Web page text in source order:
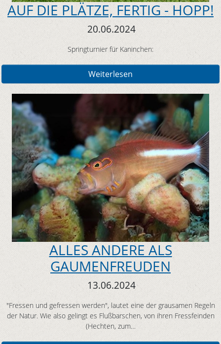
AUF DIE PLÄTZE, FERTIG - HOPP!
20.06.2024
Springturnier für Kaninchen:
Weiterlesen
ALLES ANDERE ALS
GAUMENFREUDEN
13.06.2024
"Fressen und gefressen werden", lautet eine der grausamen Regeln
der Natur. Wie also gelingt es Flußbarschen, von ihren Fressfeinden
(Hechten, zum…